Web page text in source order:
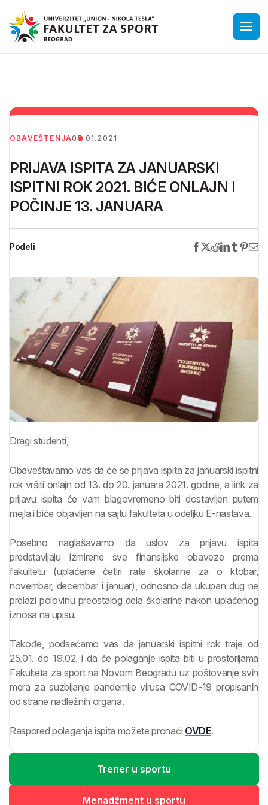
OBAVEŠTENJA05.01.2021
PRIJAVA ISPITA ZA JANUARSKI
ISPITNI ROK 2021. BIĆE ONLAJN I
POČINJE 13. JANUARA
Podeli
Dragi studenti,
Obaveštavamo vas da će se prijava ispita za januarski ispitni
rok vršiti onlajn od 13. do 20. januara 2021. godine, a link za
prijavu ispita će vam blagovremeno biti dostavljen putem
mejla i biće objavljen na sajtu fakulteta u odeljku E-nastava.
Posebno naglašavamo da uslov za prijavu ispita
predstavljaju izmirene sve finansijske obaveze prema
fakultetu (uplaćene četiri rate školarine za o ktobar,
novembar, decembar i januar), odnosno da ukupan dug ne
prelazi polovinu preostalog dela školarine nakon uplaćenog
iznosa na upisu.
Takođe, podsećamo vas da januarski ispitni rok traje od
25.01. do 19.02. i da će polaganje ispita biti u prostorijama
Fakulteta za sport na Novom Beogradu uz poštovanje svih
mera za suzbijanje pandemije virusa COVID-19 propisanih
od strane nadležnih organa.
Raspored polaganja ispita možete pronaći OVDE.
Trener u sportu
Menadžment u sportu